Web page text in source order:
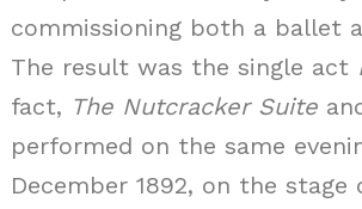
commissioning both a ballet
The result was the single act
fact, The Nutcracker Suite
performed on the same
December 1892, on the stage